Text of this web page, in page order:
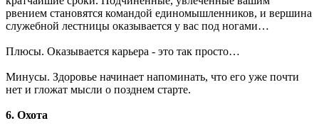
рвением становятся командой единомышленников, и вершина
служебной лестницы оказывается у вас под ногами…
Плюсы. Оказывается карьера - это так просто…
Минусы. Здоровье начинает напоминать, что его уже почти
нет и гложат мысли о позднем старте.
6. Охота